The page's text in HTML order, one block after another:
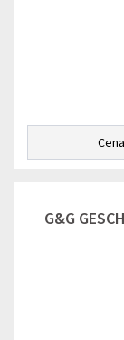
G&G